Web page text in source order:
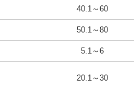
40.1～60
50.1～80
5.1～6
20.1～30